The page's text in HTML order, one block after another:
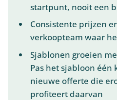
startpunt, nooit een
Consistente prijzen
verkoopteam waar
Sjablonen groeien
Pas het sjabloon één
nieuwe offerte die
profiteert daarvan